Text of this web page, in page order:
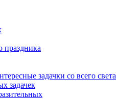
праздника
задачки со всего света
задачек